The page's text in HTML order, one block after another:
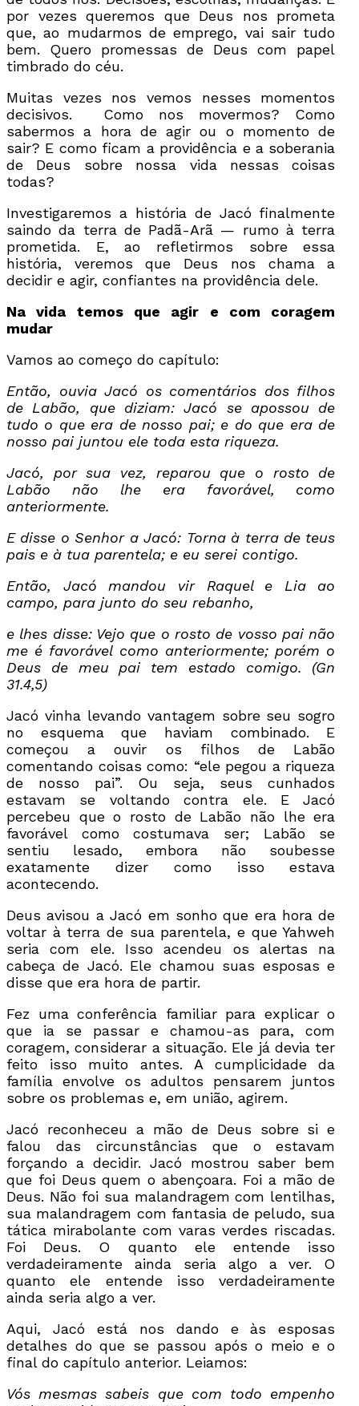
por vezes queremos que Deus nos prometa
que, ao mudarmos de emprego, vai sair tudo
bem. Quero promessas de Deus com papel
timbrado do céu.
Muitas vezes nos vemos nesses momentos
decisivos. Como nos movermos? Como
sabermos a hora de agir ou o momento de
sair? E como ficam a providência e a soberania
de Deus sobre nossa vida nessas coisas
todas?
Investigaremos a história de Jacó finalmente
saindo da terra de Padã-Arã — rumo à terra
prometida. E, ao refletirmos sobre essa
história, veremos que Deus nos chama a
decidir e agir, confiantes na providência dele.
Na vida temos que agir e com coragem
mudar
Vamos ao começo do capítulo:
Então, ouvia Jacó os comentários dos filhos
de Labão, que diziam: Jacó se apossou de
tudo o que era de nosso pai; e do que era de
nosso pai juntou ele toda esta riqueza.
Jacó, por sua vez, reparou que o rosto de
Labão não lhe era favorável, como
anteriormente.
E disse o Senhor a Jacó: Torna à terra de teus
pais e à tua parentela; e eu serei contigo.
Então, Jacó mandou vir Raquel e Lia ao
campo, para junto do seu rebanho,
e lhes disse: Vejo que o rosto de vosso pai não
me é favorável como anteriormente; porém o
Deus de meu pai tem estado comigo. (Gn
31.4,5)
Jacó vinha levando vantagem sobre seu sogro
no esquema que haviam combinado. E
começou a ouvir os filhos de Labão
comentando coisas como: “ele pegou a riqueza
de nosso pai”. Ou seja, seus cunhados
estavam se voltando contra ele. E Jacó
percebeu que o rosto de Labão não lhe era
favorável como costumava ser; Labão se
sentiu lesado, embora não soubesse
exatamente dizer como isso estava
acontecendo.
Deus avisou a Jacó em sonho que era hora de
voltar à terra de sua parentela, e que Yahweh
seria com ele. Isso acendeu os alertas na
cabeça de Jacó. Ele chamou suas esposas e
disse que era hora de partir.
Fez uma conferência familiar para explicar o
que ia se passar e chamou-as para, com
coragem, considerar a situação. Ele já devia ter
feito isso muito antes. A cumplicidade da
família envolve os adultos pensarem juntos
sobre os problemas e, em união, agirem.
Jacó reconheceu a mão de Deus sobre si e
falou das circunstâncias que o estavam
forçando a decidir. Jacó mostrou saber bem
que foi Deus quem o abençoara. Foi a mão de
Deus. Não foi sua malandragem com lentilhas,
sua malandragem com fantasia de peludo, sua
tática mirabolante com varas verdes riscadas.
Foi Deus. O quanto ele entende isso
verdadeiramente ainda seria algo a ver. O
quanto ele entende isso verdadeiramente
ainda seria algo a ver.
Aqui, Jacó está nos dando e às esposas
detalhes do que se passou após o meio e o
final do capítulo anterior. Leiamos:
Vós mesmas sabeis que com todo empenho